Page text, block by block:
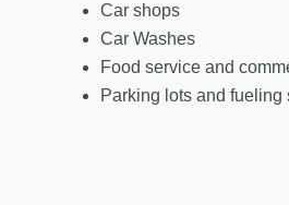
Car shops
Car Washes
Food service and
Parking lots and fueling